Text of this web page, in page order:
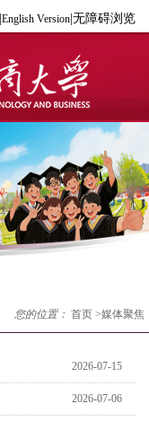
English Version 无障碍浏览
您的位置： 首页 >媒体聚焦
2026-07-15
2026-07-06